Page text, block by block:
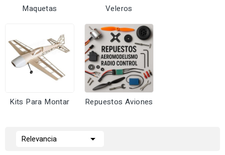
Maquetas Veleros
Kits Para Montar Repuestos Aviones
Relevancia 